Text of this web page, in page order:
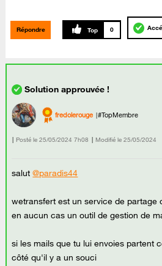
Répondre 0
fredolerouge #TopMembre
Posté le ‎25/05/2024 7h08 Modifié le 25/05/2024
salut@paradis44
wetransfert est un service de partage
en aucun cas un outil de gestion de
si les mails que tu lui envoies partent
côté qu'il y a un souci